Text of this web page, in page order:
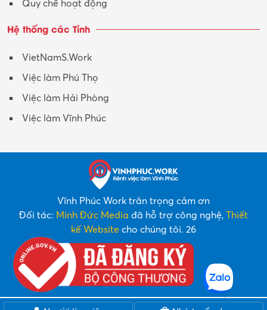
Quy chế hoạt động
Hệ thống các Tỉnh
VietNamS.Work
Việc làm Phú Thọ
Việc làm Hải Phòng
Việc làm Vĩnh Phúc
Vĩnh Phúc Work trân trọng cảm ơn
Đối tác: Minh Đức Media đã hỗ trợ công nghệ, Thiết
kế Website cho chúng tôi. 26